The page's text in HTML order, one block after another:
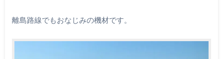
離島路線でもおなじみの機材です。